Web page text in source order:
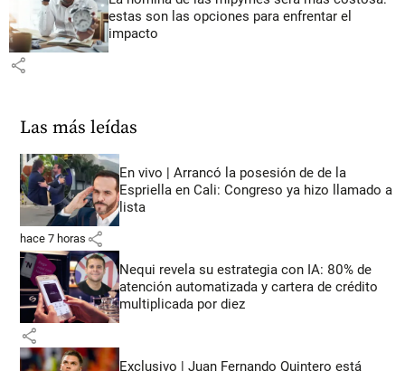
estas son las opciones para enfrentar el
impacto
share
Las más leídas
En vivo | Arrancó la posesión de de la
Espriella en Cali: Congreso ya hizo llamado a
lista
hace 7 horas share
Nequi revela su estrategia con IA: 80% de
atención automatizada y cartera de crédito
multiplicada por diez
share
Exclusivo | Juan Fernando Quintero está